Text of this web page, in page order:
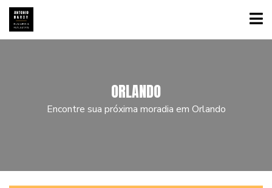
ORLANDO
Encontre sua próxima moradia em Orlando